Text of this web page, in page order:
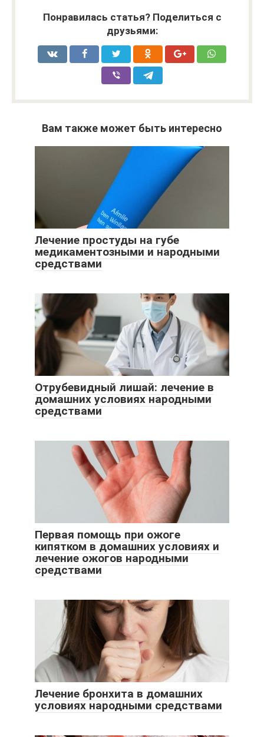
Понравилась статья? Поделиться с
друзьями:
Вам также может быть интересно
Лечение простуды на губе
медикаментозными и народными
средствами
Отрубевидный лишай: лечение в
домашних условиях народными
средствами
Первая помощь при ожоге
кипятком в домашних условиях и
лечение ожогов народными
средствами
Лечение бронхита в домашних
условиях народными средствами